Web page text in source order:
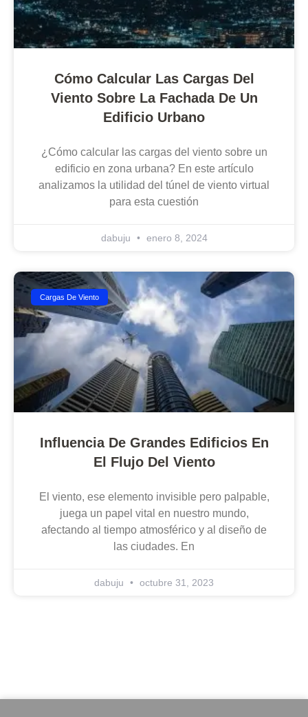
Cómo Calcular Las Cargas Del
Viento Sobre La Fachada De Un
Edificio Urbano
¿Cómo calcular las cargas del viento sobre un
edificio en zona urbana? En este artículo
analizamos la utilidad del túnel de viento virtual
para esta cuestión
dabuju enero 8, 2024
Cargas De Viento
Influencia De Grandes Edificios En
El Flujo Del Viento
El viento, ese elemento invisible pero palpable,
juega un papel vital en nuestro mundo,
afectando al tiempo atmosférico y al diseño de
las ciudades. En
dabuju octubre 31, 2023